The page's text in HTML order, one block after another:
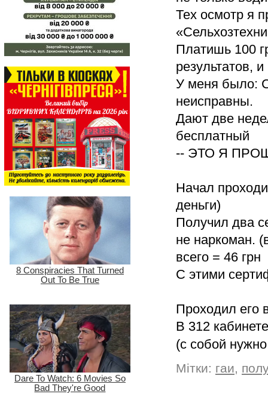
Тех осмотр я
Платишь 100
результатов,
У меня было:
неисправны.
Дают две
бесплатный
-- ЭТО Я
Начал
деньги)
Получил два
не наркоман.
всего = 46 грн
С этими
Проходил его
В 312
(с собой
Мітки: гаи,